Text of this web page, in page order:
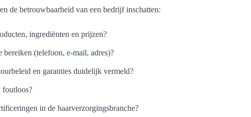
de betrouwbaarheid van een bedrijf inschatten:
ingrediënten en prijzen?
(telefoon, e-mail, adres)?
en garanties duidelijk vermeld?
foutloos?
in de haarverzorgingsbranche?